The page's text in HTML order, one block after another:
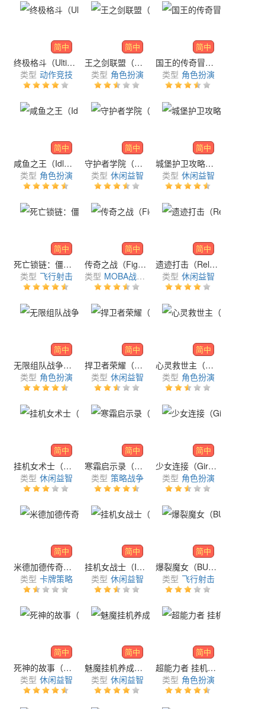
简中
终极格斗（Ultimate Fighting）
类型 动作竞技
简中
王之剑联盟（Calibur League）
类型 角色扮演
简中
国王的传奇冒险（Kingdom Adventure Saga）
类型 角色扮演
简中
咸鱼之王（Idle：Fish Kingdoms）
类型 角色扮演
简中
守护者学院（Guardian Academy）
类型 休闲益智
简中
城堡护卫攻略（Rush Arena）
类型 休闲益智
简中
死亡锁链：僵尸射击（Death Chain: Zombie FPS）
类型 飞行射击
简中
传奇之战（Fight of Legends）
类型 MOBA战术竞技
简中
遗迹打击（Relic Strike）
类型 休闲益智
简中
无限组队战争（Infinity Party Battle）
类型 角色扮演
简中
捍卫者荣耀（Glory of Defenders）
类型 休闲益智
简中
心灵救世主（Spirit Savior）
类型 角色扮演
简中
挂机女术士（Sorceress Idle）
类型 休闲益智
简中
寒霜启示录（Whiteout Survival）
类型 策略战争
简中
少女连接（Girls' Connect）
类型 角色扮演
简中
米德加德传奇（Midgard Saga）
类型 卡牌策略
简中
挂机女战士（Idle Heroines）
类型 休闲益智
简中
爆裂魔女（BURST WITCH）
类型 飞行射击
简中
死神的故事（Reaper Story Online）
类型 休闲益智
简中
魅魔挂机养成（Succubus Idle）
类型 休闲益智
简中
超能力者 挂机养成（Psychic Idle）
类型 角色扮演